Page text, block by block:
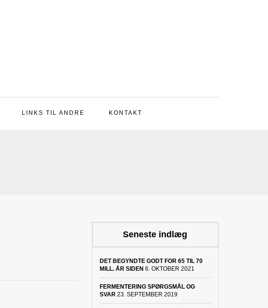
LINKS TIL ANDRE KONTAKT
Seneste indlæg
DET BEGYNDTE GODT FOR 65 TIL 70
MILL. ÅR SIDEN 6. OKTOBER 2021
FERMENTERING SPØRGSMÅL OG
SVAR 23. SEPTEMBER 2019